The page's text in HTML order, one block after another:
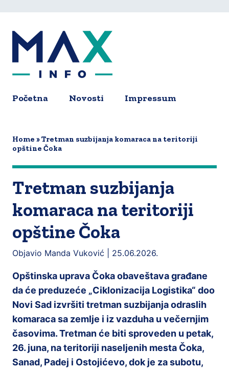
to
content
Početna Novosti Impressum
Home
Tretman suzbijanja komaraca na teritoriji
opštine Čoka
Tretman suzbijanja
komaraca na teritoriji
opštine Čoka
Objavio Manda Vuković | 25.06.2026.
Opštinska uprava Čoka obaveštava građane
da će preduzeće „Ciklonizacija Logistika“ doo
Novi Sad izvršiti tretman suzbijanja odraslih
komaraca sa zemlje i iz vazduha u večernjim
časovima. Tretman će biti sproveden u petak,
26. juna, na teritoriji naseljenih mesta Čoka,
Sanad, Padej i Ostojićevo, dok je za subotu,